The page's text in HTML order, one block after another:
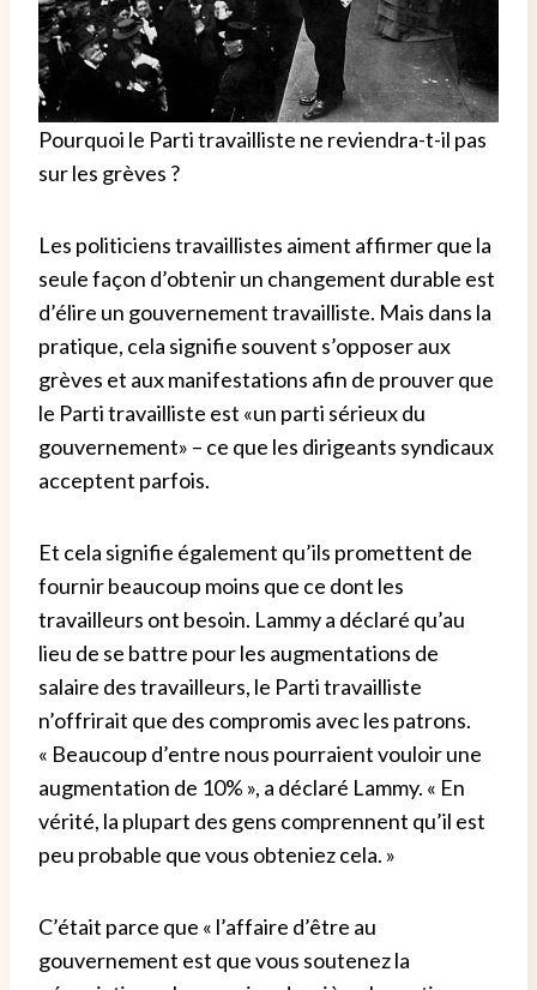
Pourquoi le Parti travailliste ne reviendra-t-il pas
sur les grèves ?
Les politiciens travaillistes aiment affirmer que la
seule façon d’obtenir un changement durable est
d’élire un gouvernement travailliste. Mais dans la
pratique, cela signifie souvent s’opposer aux
grèves et aux manifestations afin de prouver que
le Parti travailliste est «un parti sérieux du
gouvernement» – ce que les dirigeants syndicaux
acceptent parfois.
Et cela signifie également qu’ils promettent de
fournir beaucoup moins que ce dont les
travailleurs ont besoin. Lammy a déclaré qu’au
lieu de se battre pour les augmentations de
salaire des travailleurs, le Parti travailliste
n’offrirait que des compromis avec les patrons.
« Beaucoup d’entre nous pourraient vouloir une
augmentation de 10% », a déclaré Lammy. « En
vérité, la plupart des gens comprennent qu’il est
peu probable que vous obteniez cela. »
C’était parce que « l’affaire d’être au
gouvernement est que vous soutenez la